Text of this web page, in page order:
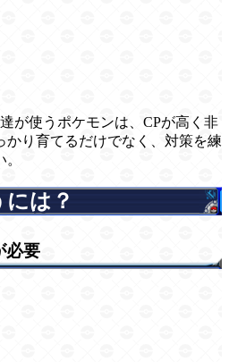
が使うポケモンは、CPが高く非
かり育てるだけでなく、対策を練
には？
必要